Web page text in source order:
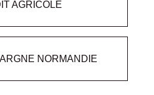
AGRICOLE
NORMANDIE